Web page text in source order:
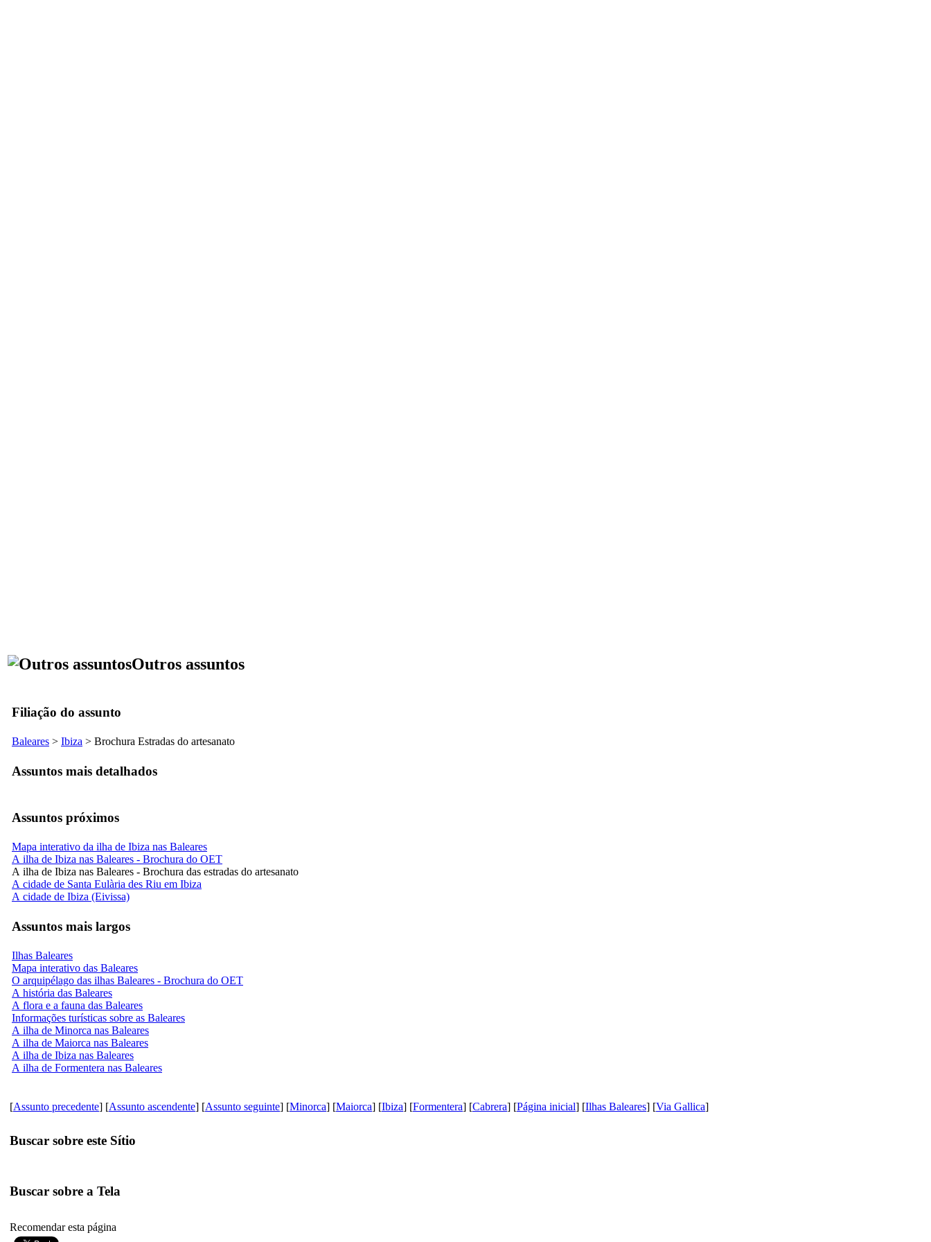
Outros assuntos
Filiação do assunto
Baleares > Ibiza > Brochura Estradas do artesanato
Assuntos mais detalhados
Assuntos próximos
Mapa interativo da ilha de Ibiza nas Baleares
A ilha de Ibiza nas Baleares - Brochura do OET
A ilha de Ibiza nas Baleares - Brochura das estradas do artesanato
A cidade de Santa Eulària des Riu em Ibiza
A cidade de Ibiza (Eivissa)
Assuntos mais largos
Ilhas Baleares
Mapa interativo das Baleares
O arquipélago das ilhas Baleares - Brochura do OET
A história das Baleares
A flora e a fauna das Baleares
Informações turísticas sobre as Baleares
A ilha de Minorca nas Baleares
A ilha de Maiorca nas Baleares
A ilha de Ibiza nas Baleares
A ilha de Formentera nas Baleares
[Assunto precedente] [Assunto ascendente] [Assunto seguinte] [Minorca] [Maiorca] [Ibiza] [Formentera] [Cabrera] [Página inicial] [Ilhas Baleares] [Via Gallica]
Buscar sobre este Sítio
Buscar sobre a Tela
Recomendar esta página